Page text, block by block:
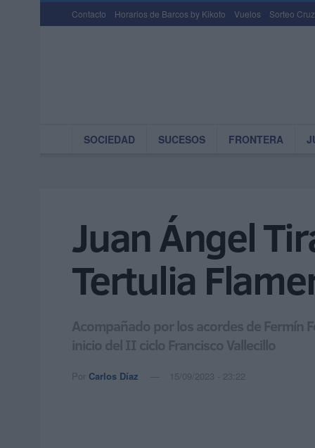
Contacto Horarios de Barcos by Kikoto Vuelos Sorteo
SOCIEDAD SUCESOS FRONTERA
Juan Ángel
Tertulia
Acompañado por los acordes de Fermín
inicio del II ciclo Francisco Vallecillo
Por Carlos Díaz 15/09/2023 - 23:22